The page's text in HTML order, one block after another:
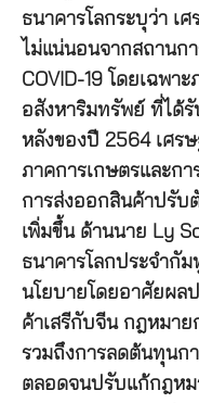
ธนาคารโลกระบุว่า เ
ไม่แน่นอนจากสถานก
COVID-19 โดยเฉพา
อสังหาริมทรัพย์ ที่ได้
หลังของปี 2564 เศร
ภาคการเกษตรและก
การส่งออกสินค้าปรับ
เพิ่มขึ้น ด้านนาย Ly
ธนาคารโลกประจำกั
นโยบายโดยอาศัยผล
ค้าเสรีกับจีน กฎหมาย
รวมถึงการลดต้นทุนก
ตลอดจนปรับแก้กฎห